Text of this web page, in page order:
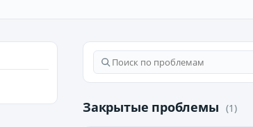
Закрытые проблемы (1)